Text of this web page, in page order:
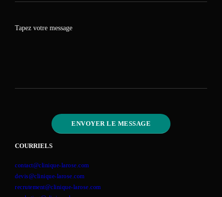
COURRIELS
contact@clinique-larose.com
devis@clinique-larose.com
recrutement@clinique-larose.com